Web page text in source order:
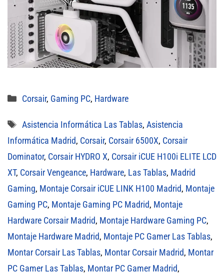
Categorías
Corsair, Gaming PC, Hardware
Etiquetas
Asistencia Informática Las Tablas, Asistencia
Informática Madrid, Corsair, Corsair 6500X, Corsair
Dominator, Corsair HYDRO X, Corsair iCUE H100i ELITE LCD
XT, Corsair Vengeance, Hardware, Las Tablas, Madrid
Gaming, Montaje Corsair iCUE LINK H100 Madrid, Montaje
Gaming PC, Montaje Gaming PC Madrid, Montaje
Hardware Corsair Madrid, Montaje Hardware Gaming PC,
Montaje Hardware Madrid, Montaje PC Gamer Las Tablas,
Montar Corsair Las Tablas, Montar Corsair Madrid, Montar
PC Gamer Las Tablas, Montar PC Gamer Madrid,